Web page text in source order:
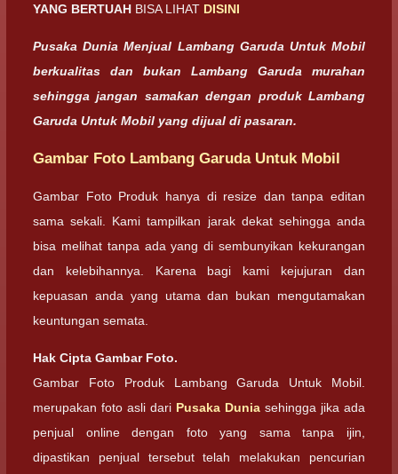
YANG BERTUAH BISA LIHAT DISINI
Pusaka Dunia Menjual Lambang Garuda Untuk Mobil
berkualitas dan bukan Lambang Garuda murahan
sehingga jangan samakan dengan produk Lambang
Garuda Untuk Mobil yang dijual di pasaran.
Gambar Foto Lambang Garuda Untuk Mobil
Gambar Foto Produk hanya di resize dan tanpa editan
sama sekali. Kami tampilkan jarak dekat sehingga anda
bisa melihat tanpa ada yang di sembunyikan kekurangan
dan kelebihannya. Karena bagi kami kejujuran dan
kepuasan anda yang utama dan bukan mengutamakan
keuntungan semata.
Hak Cipta Gambar Foto.
Gambar Foto Produk Lambang Garuda Untuk Mobil.
merupakan foto asli dari Pusaka Dunia sehingga jika ada
penjual online dengan foto yang sama tanpa ijin,
dipastikan penjual tersebut telah melakukan pencurian